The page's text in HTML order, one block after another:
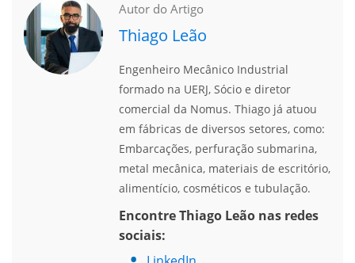
Autor do Artigo
Thiago Leão
Engenheiro Mecânico Industrial
formado na UERJ, Sócio e diretor
comercial da Nomus. Thiago já atuou
em fábricas de diversos setores, como:
Embarcações, perfuração submarina,
metal mecânica, materiais de escritório,
alimentício, cosméticos e tubulação.
Encontre Thiago Leão nas redes
sociais: